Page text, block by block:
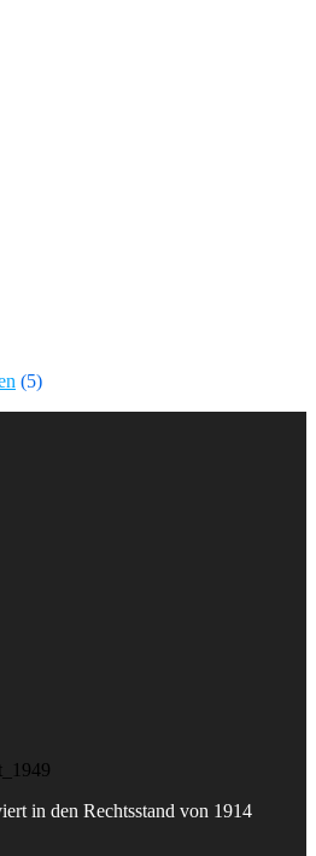
(5)
in den Rechtsstand von 1914